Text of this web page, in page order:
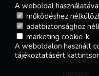
Facebook
A weboldal
működéshez
adatbiztonsághoz
marketing cookie-k
A weboldalon használt
tájékoztatásért